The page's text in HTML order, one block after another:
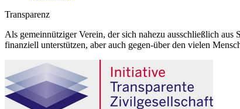
Transparenz
Als gemeinnütziger Verein, der sich nahezu ausschließlich
finanziell unterstützen, aber auch gegen-über den vielen